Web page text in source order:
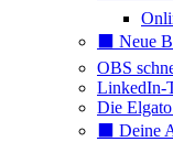
⬛️ Neue
OBS
LinkedIn-
Die
⬛️ Deine